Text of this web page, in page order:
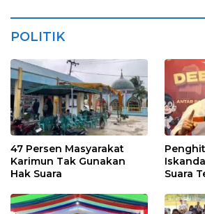
POLITIK
47 Persen Masyarakat
Karimun Tak Gunakan
Hak Suara
Suara